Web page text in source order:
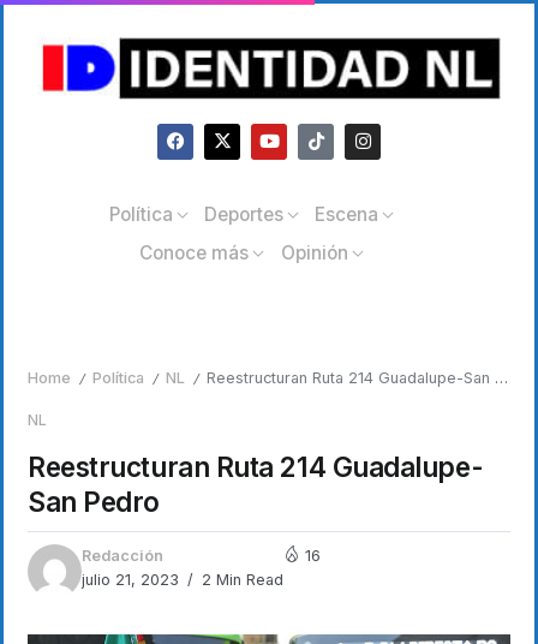
Política Deportes
Escena
Conoce más
Opinión
Home / Política / NL / Reestructuran Ruta 214 Guadalupe-San Pedro
NL
Reestructuran Ruta 214 Guadalupe-
San Pedro
Redacción
julio 21, 2023
2 Min Read
16